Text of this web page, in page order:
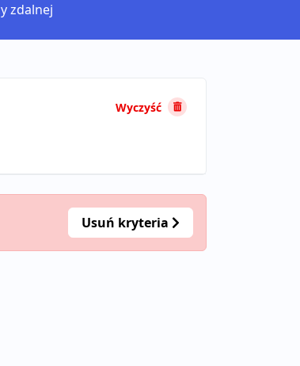
zdalnej
Wyczyść
Usuń kryteria